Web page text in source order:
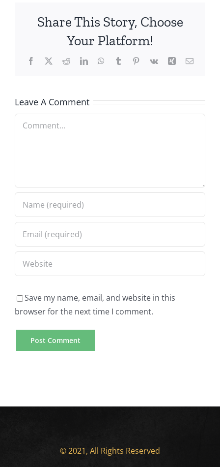
Share This Story, Choose
Your Platform!
Facebook
X RedditLinkedInWhatsApp
TumblrPinterest
Vk Xing Email
Leave A Comment
Comment
Save my name, email, and website in this
browser for the next time I comment.
© 2021, All Rights Reserved